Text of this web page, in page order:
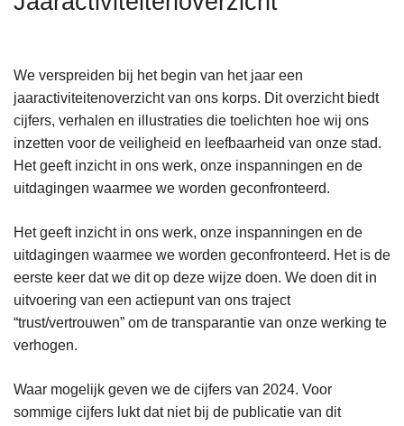
We verspreiden bij het begin van het jaar een
jaaractiviteitenoverzicht van ons korps. Dit overzicht biedt
cijfers, verhalen en illustraties die toelichten hoe wij ons
inzetten voor de veiligheid en leefbaarheid van onze stad.
Het geeft inzicht in ons werk, onze inspanningen en de
uitdagingen waarmee we worden geconfronteerd.
Het geeft inzicht in ons werk, onze inspanningen en de
uitdagingen waarmee we worden geconfronteerd. Het is de
eerste keer dat we dit op deze wijze doen. We doen dit in
uitvoering van een actiepunt van ons traject
“trust/vertrouwen” om de transparantie van onze werking te
verhogen.
Waar mogelijk geven we de cijfers van 2024. Voor
sommige cijfers lukt dat niet bij de publicatie van dit